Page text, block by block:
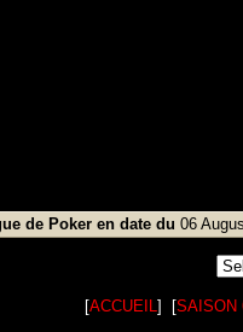
de Poker en date du 06
[ACCUEIL] [SAISON